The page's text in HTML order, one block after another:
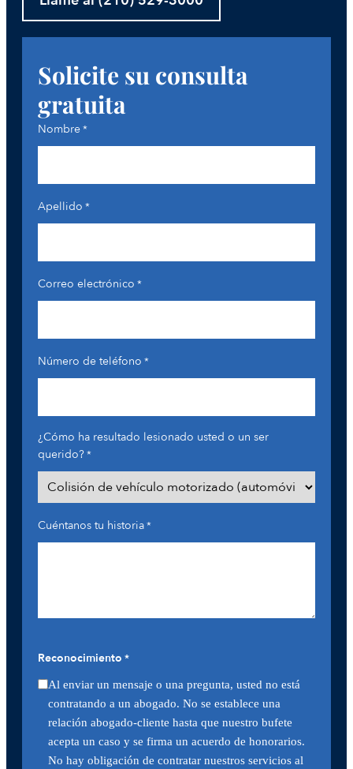
Solicite su consulta
gratuita
Nombre*
Apellido *
Correo electrónico *
Número de teléfono *
¿Cómo ha resultado lesionado usted o un ser
querido?*
Cuéntanos tu historia*
Reconocimiento *
Al enviar un mensaje o una pregunta, usted no está
contratando a un abogado. No se establece una
relación abogado-cliente hasta que nuestro bufete
acepta un caso y se firma un acuerdo de honorarios.
No hay obligación de contratar nuestros servicios al